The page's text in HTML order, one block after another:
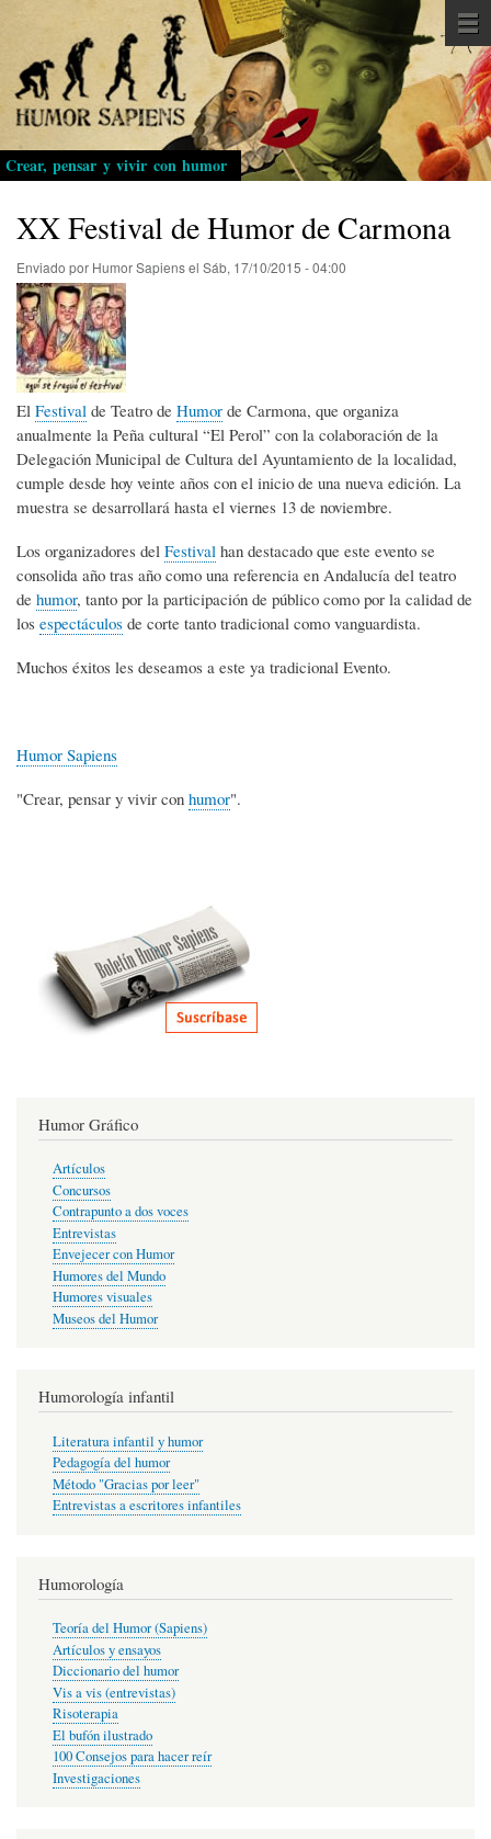
Pasar
al
contenido
principal
Crear, pensar y vivir con humor
XX Festival de Humor de Carmona
Enviado por Humor Sapiensel Sáb, 17/10/2015 - 04:00
El Festival de Teatro de Humor de Carmona, que organiza
anualmente la Peña cultural “El Perol” con la colaboración de la
Delegación Municipal de Cultura del Ayuntamiento de la localidad,
cumple desde hoy veinte años con el inicio de una nueva edición. La
muestra se desarrollará hasta el viernes 13 de noviembre.
Los organizadores del Festival han destacado que este evento se
consolida año tras año como una referencia en Andalucía del teatro
de humor, tanto por la participación de público como por la calidad de
los espectáculos de corte tanto tradicional como vanguardista.
Muchos éxitos les deseamos a este ya tradicional Evento.
Humor Sapiens
"Crear, pensar y vivir con humor".
Humor Gráfico
Artículos
Concursos
Contrapunto a dos voces
Entrevistas
Envejecer con Humor
Humores del Mundo
Humores visuales
Museos del Humor
Humorología infantil
Literatura infantil y humor
Pedagogía del humor
Método "Gracias por leer"
Entrevistas a escritores infantiles
Humorología
Teoría del Humor (Sapiens)
Artículos y ensayos
Diccionario del humor
Vis a vis (entrevistas)
Risoterapia
El bufón ilustrado
100 Consejos para hacer reír
Investigaciones